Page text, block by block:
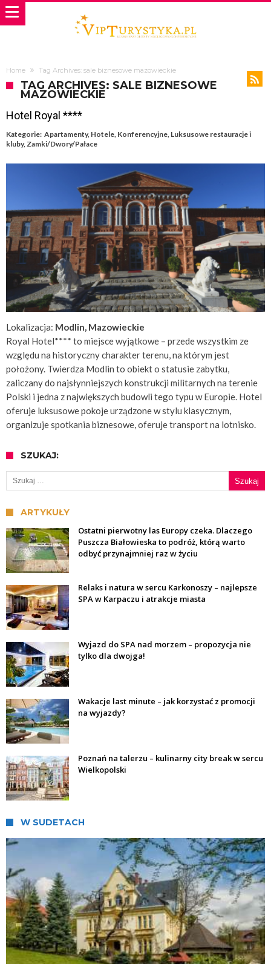
Home Tag Archives: sale biznesowe mazowieckie
TAG ARCHIVES: SALE BIZNESOWE
MAZOWIECKIE
Hotel Royal ****
Kategorie: Apartamenty, Hotele, Konferencyjne, Luksusowe restauracje i
kluby,Zamki/Dwory/Pałace
Lokalizacja: Modlin, Mazowieckie
Royal Hotel**** to miejsce wyjątkowe – przede wszystkim ze
względu na historyczny charakter terenu, na którym jest
położony. Twierdza Modlin to obiekt o statusie zabytku,
zaliczany do najsłynniejszych konstrukcji militarnych na terenie
Polski i jedna z największych budowli tego typu w Europie. Hotel
oferuje luksusowe pokoje urządzone w stylu klasycznym,
organizuje spotkania biznesowe, oferuje transport na lotnisko.
SZUKAJ:
Szukaj:
ARTYKUŁY
Ostatni pierwotny las Europy czeka. Dlaczego
Puszcza Białowieska to podróż, którą warto
odbyć przynajmniej raz w życiu
Relaks i natura w sercu Karkonoszy – najlepsze
SPA w Karpaczu i atrakcje miasta
Wyjazd do SPA nad morzem – propozycja nie
tylko dla dwojga!
Wakacje last minute – jak korzystać z promocji
na wyjazdy?
Poznań na talerzu – kulinarny city break w sercu
Wielkopolski
W SUDETACH